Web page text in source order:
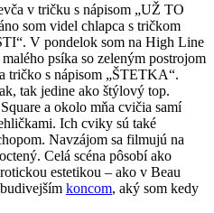
v tričku s nápisom „UŽ TO
som videl chlapca s tričkom
V pondelok som na High Line
psíka so zeleným postrojom
tričko s nápisom „ŠTETKA“.
tak jedine ako štýlový top.
a okolo mňa cvičia samí
Ich cviky sú také
Navzájom sa filmujú na
Celá scéna pôsobí ako
estetikou – ako v Beau
koncom, aký som kedy